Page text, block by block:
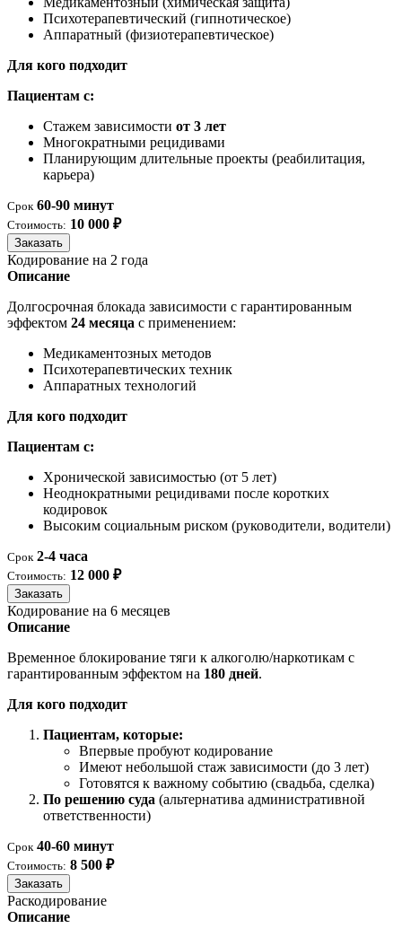
Психотерапевтический (гипнотическое)
Аппаратный (физиотерапевтическое)
Для кого подходит
Пациентам с:
Стажем зависимости от 3 лет
Многократными рецидивами
Планирующим длительные проекты (реабилитация,
карьера)
Срок 60-90 минут
Стоимость: 10 000 ₽
Заказать
Кодирование на 2 года
Описание
Долгосрочная блокада зависимости с гарантированным
эффектом 24 месяца с применением:
Медикаментозных методов
Психотерапевтических техник
Аппаратных технологий
Для кого подходит
Пациентам с:
Хронической зависимостью (от 5 лет)
Неоднократными рецидивами после коротких
кодировок
Высоким социальным риском (руководители, водители)
Срок 2-4 часа
Стоимость: 12 000 ₽
Заказать
Кодирование на 6 месяцев
Описание
Временное блокирование тяги к алкоголю/наркотикам с
гарантированным эффектом на 180 дней.
Для кого подходит
Пациентам, которые:
Впервые пробуют кодирование
Имеют небольшой стаж зависимости (до 3 лет)
Готовятся к важному событию (свадьба, сделка)
По решению суда (альтернатива административной
ответственности)
Срок 40-60 минут
Стоимость: 8 500 ₽
Заказать
Раскодирование
Описание